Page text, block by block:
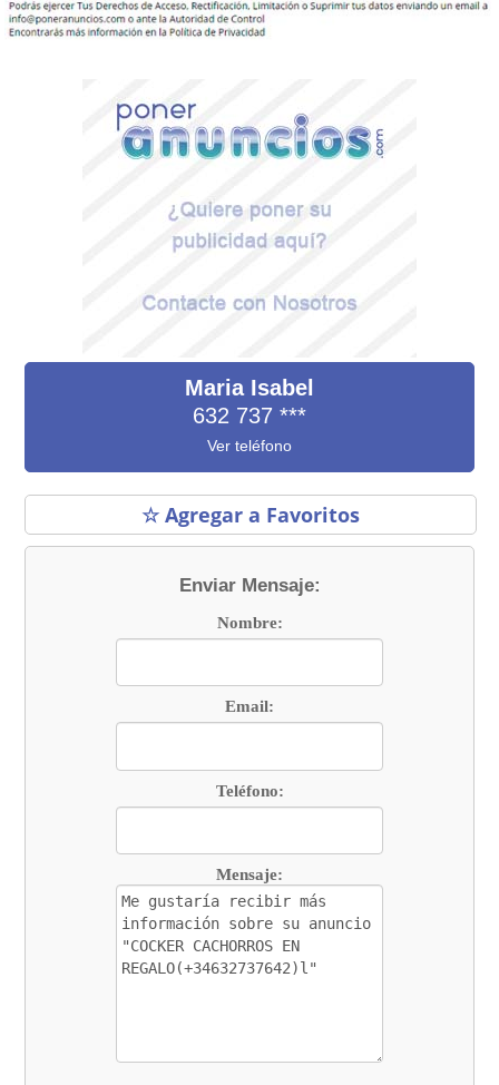
Maria Isabel
632 737***
Ver teléfono
☆ Agregar a Favoritos
Enviar Mensaje:
Nombre:
Email:
Teléfono:
Mensaje: